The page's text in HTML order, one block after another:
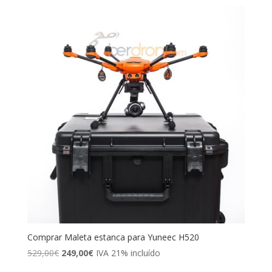
Comprar Maleta estanca para Yuneec H520
529,00€ El
249,00€ElIVA 21% incluído